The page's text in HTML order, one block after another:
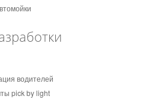
водителей
pick by light